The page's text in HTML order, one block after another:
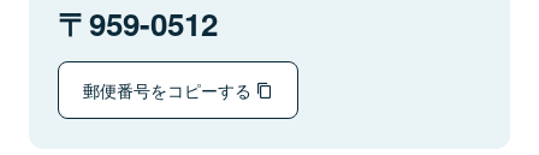
959-0512
郵便番号をコピーする